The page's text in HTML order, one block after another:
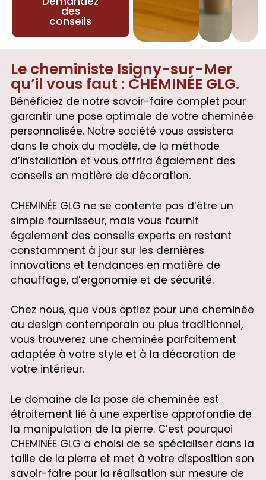
des
conseils
Le cheministe Isigny-sur-Mer
qu’il vous faut : CHEMINÉE GLG.
Bénéficiez de notre savoir-faire complet pour
garantir une pose optimale de votre cheminée
personnalisée. Notre société vous assistera
dans le choix du modèle, de la méthode
d’installation et vous offrira également des
conseils en matière de décoration.
CHEMINÉE GLG ne se contente pas d’être un
simple fournisseur, mais vous fournit
également des conseils experts en restant
constamment à jour sur les dernières
innovations et tendances en matière de
chauffage, d’ergonomie et de sécurité.
Chez nous, que vous optiez pour une cheminée
au design contemporain ou plus traditionnel,
vous trouverez une cheminée parfaitement
adaptée à votre style et à la décoration de
votre intérieur.
Le domaine de la pose de cheminée est
étroitement lié à une expertise approfondie de
la manipulation de la pierre. C’est pourquoi
CHEMINÉE GLG a choisi de se spécialiser dans la
taille de la pierre et met à votre disposition son
savoir-faire pour la réalisation sur mesure de